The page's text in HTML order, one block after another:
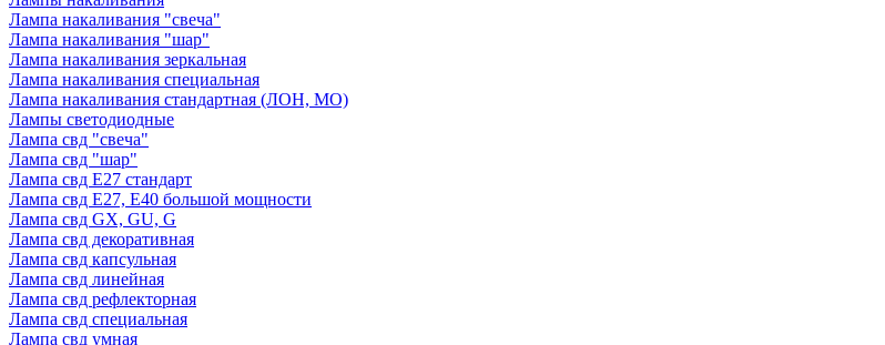
Лампа накаливания "свеча"
Лампа накаливания "шар"
Лампа накаливания зеркальная
Лампа накаливания специальная
Лампа накаливания стандартная (ЛОН, МО)
Лампы светодиодные
Лампа свд "свеча"
Лампа свд "шар"
Лампа свд E27 стандарт
Лампа свд E27, Е40 большой мощности
Лампа свд GX, GU, G
Лампа свд декоративная
Лампа свд капсульная
Лампа свд линейная
Лампа свд рефлекторная
Лампа свд специальная
Лампа свд умная